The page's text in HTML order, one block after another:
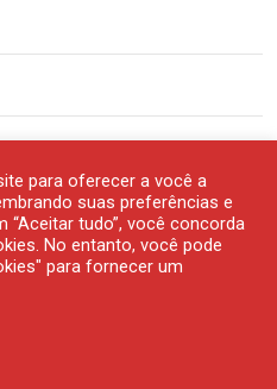
para oferecer a você a
suas preferências e
“Aceitar tudo”, você concorda
No entanto, você pode
para fornecer um